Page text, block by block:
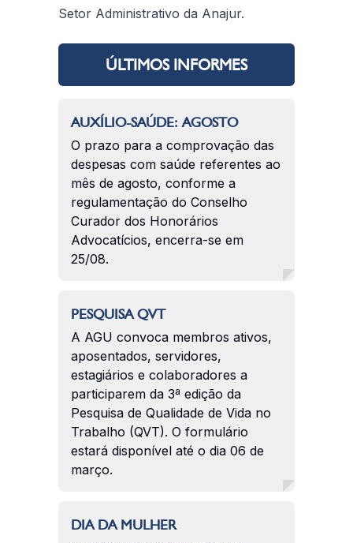
Setor Administrativo da Anajur.
ÚLTIMOS INFORMES
AUXÍLIO-SAÚDE: AGOSTO
O prazo para a comprovação das
despesas com saúde referentes ao
mês de agosto, conforme a
regulamentação do Conselho
Curador dos Honorários
Advocatícios, encerra-se em
25/08.
PESQUISA QVT
A AGU convoca membros ativos,
aposentados, servidores,
estagiários e colaboradores a
participarem da 3ª edição da
Pesquisa de Qualidade de Vida no
Trabalho (QVT). O formulário
estará disponível até o dia 06 de
março.
DIA DA MULHER